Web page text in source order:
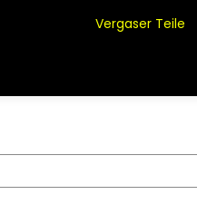
Vergaser Teile